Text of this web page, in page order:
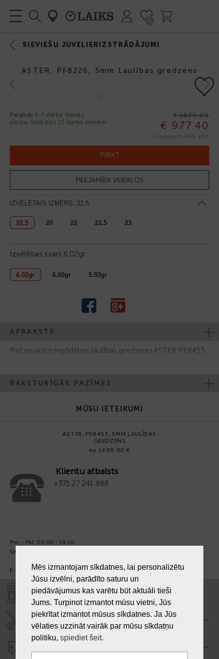
SIEVIEŠU JUVELIERIZSTRĀDĀJUMI
ASTER, PF8226, 5mm Laulības gredzens
Previous Next
Piegāde:5-7 darba dienās,
akcijas laikā līdz 10 darba dienām
€ 1629.00
€ 977.40
ir iekļauts PVN 21%
PIRKT
PIEEJAMĪBA VEIKALOS
IZVĒLĒTAIS IZMĒRS: 22.5
22.5 20 22 21.5 23
Izvēlētais svars 6.02gr
6.02gr 6.00gr 5.93gr
APRAKSTS
Parī iesakām iegādāties laulības gredzenu ASTER PF8453
RAKSTURĪGĀS PAZĪMES
MŪSU IETEIKUMI
ASTER, PF8453, 5MM LAULĪBAS
GREDZENS
no 1699.00 €
Klientu atbalsts
+371 27 241 888
Pm. - Pkt. 09:00 - 18:00
Sest. un Sv. - brīvs.
E-pasts:info@laiksjewellery.lv
VEIKALI "LAIKS"
SERVISA CENTRS "LAIKS"
Mēs izmantojam sīkdatnes, lai personalizētu
Jūsu izvēlni, parādīto saturu un
piedāvājumus kas varētu būt aktuāli tieši
Jums. Turpinot izmantot mūsu vietni, Jūs
piekrītat izmantot mūsus sīkdatnes. Ja Jūs
vēlaties uzzināt vairāk par mūsu sīkdatņu
politiku, spiediet šeit.